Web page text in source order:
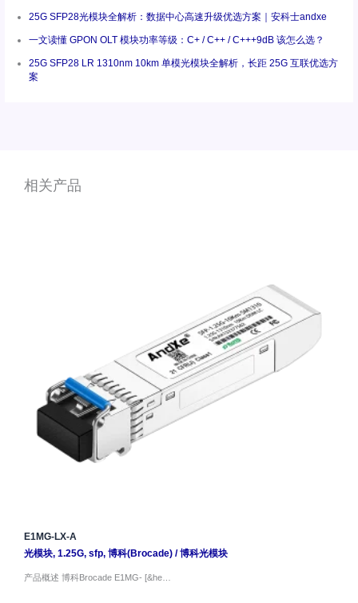
25G SFP28光模块全解析：数据中心高速升级优选方案｜安科士andxe
一文读懂 GPON OLT 模块功率等级：C+ / C++ / C+++9dB 该怎么选？
25G SFP28 LR 1310nm 10km 单模光模块全解析，长距 25G 互联优选方
案
相关产品
E1MG-LX-A
光模块, 1.25G, sfp, 博科(Brocade)/博科光模块
产品概述 博科Brocade E1MG- [&he…